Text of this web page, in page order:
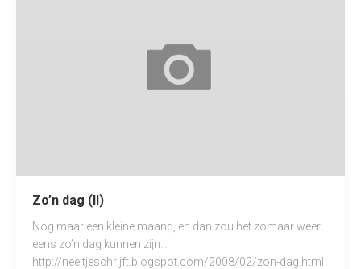
Zo’n dag (II)
Nog maar een kleine maand, en dan zou het zomaar weer
eens zo’n dag kunnen zijn…
http://neeltjeschrijft.blogspot.com/2008/02/zon-dag.html